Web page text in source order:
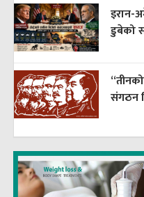
इरान-
डुबेको
संगठन